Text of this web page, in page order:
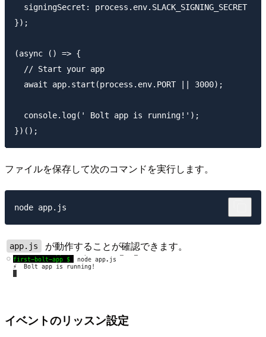
  signingSecret: process.env.SLACK_SIGNING_SECRET
});
(async () => {
  // Start your app
  await app.start(process.env.PORT || 3000);
  console.log(' Bolt app is running!');
ファイルを保存して次のコマンドを実行します。
app.js が動作することが確認できます。
イベントのリッスン設定